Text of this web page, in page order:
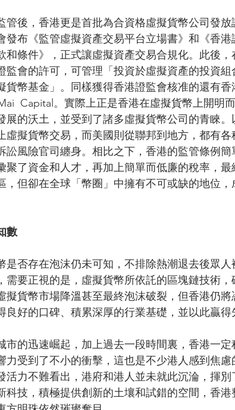
後，香港更是首批為合資格虛擬貨幣公司發放
發布《監管虛擬資產交易平台立場書》和《香
和條件》，正式讓虛擬資產交易合規化。此後，
監會的許可，可管理「投資於虛擬資產的投資組
貨幣基金」。同樣獲得香港證監會核准的還有
Capital。實際上正是香港在虛擬貨幣上開明
展的沃土，並受到了諸多虛擬貨幣公司的青睞
虛擬貨幣交易，而美國則從聯邦到地方，都有
訟風險官司纏身。相比之下，香港的監管條例
聚了資金和人才，再加上簡單而低廉的稅率，
，但卻在全球「幣圈」中擁有不可或缺的地位
數
是否存在泡沫仍未可知，不排除熱潮退去後眾人
需要正視的是，虛擬貨幣所依託的區塊鏈技術
擬貨幣市場降溫甚至最終泡沫破裂，但香港仍
好的口碑、積累深厚的行業基礎，並以此贏得
市的迅速崛起，加上過去一段時間裏，香港一定
力受到了不小的衝擊，這也是不少港人感到焦
活力不難看出，港府和港人並未就此沉淪，揮
科技，積極提供創新的土壤和試錯的空間，香